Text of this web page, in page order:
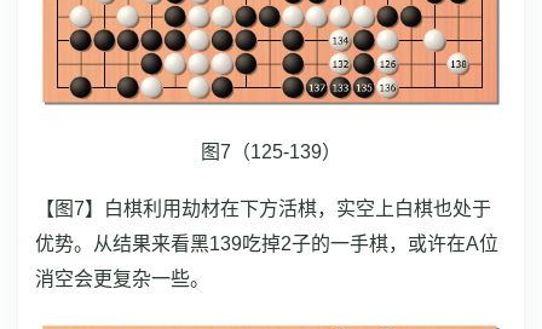
图7（125-139）
【图7】白棋利用劫材在下方活棋，实空上白棋也处于
优势。从结果来看黑139吃掉2子的一手棋，或许在A位
消空会更复杂一些。